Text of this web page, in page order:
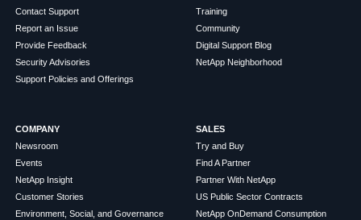
Contact Support
Report an Issue
Provide Feedback
Security Advisories
Support Policies and Offerings
Training
Community
Digital Support Blog
NetApp Neighborhood
COMPANY
Newsroom
Events
NetApp Insight
Customer Stories
Environment, Social, and Governance
SALES
Try and Buy
Find A Partner
Partner With NetApp
US Public Sector Contracts
NetApp OnDemand Consumption